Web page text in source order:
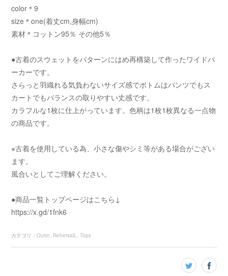
color＊9
size＊one(着丈cm,身幅cm)
素材＊コットン95％ その他5％
●古着のスウェットをパターンにはめ再構築して作ったワイドパ
ーカーです。
さらっと羽織れる気負わないサイズ感でボトムはパンツでもス
カートでもバランスの取りやすい丈感です。
カラフルな1枚に仕上がっています。色柄は1枚1枚異なる一点物
の商品です。
※古着を使用している為、小さな傷やシミ等がある場合がござい
ます。
風合いとしてご理解ください。
●商品一覧トップページはこちら↓
https://x.gd/1fnk6
カテゴリ ：Outer RehersalL Tops